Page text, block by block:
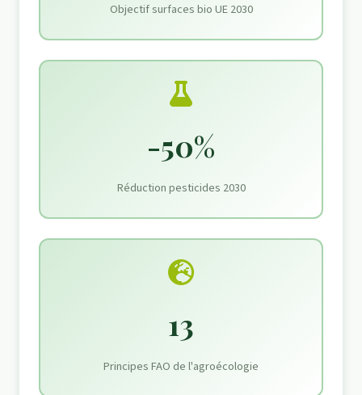
Objectif surfaces bio UE 2030
-50%
Réduction pesticides 2030
13
Principes FAO de l'agroécologie